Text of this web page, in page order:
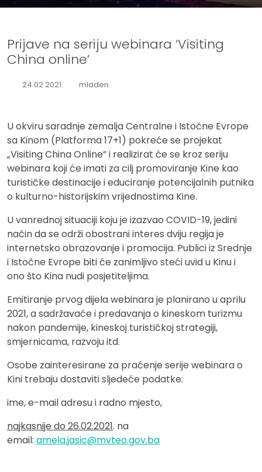
Prijave na seriju webinara ‘Visiting
China online’
24.02.2021. mladen
U okviru saradnje zemalja Centralne i Istočne Evrope
sa Kinom (Platforma 17+1) pokreće se projekat
„Visiting China Online” i realizirat će se kroz seriju
webinara koji će imati za cilj promoviranje Kine kao
turističke destinacije i educiranje potencijalnih putnika
o kulturno-historijskim vrijednostima Kine.
U vanrednoj situaciji koju je izazvao COVID-19, jedini
način da se održi obostrani interes dviju regija je
internetsko obrazovanje i promocija. Publici iz Srednje
i Istočne Evrope biti će zanimljivo steći uvid u Kinu i
ono što Kina nudi posjetiteljima.
Emitiranje prvog dijela webinara je planirano u aprilu
2021, a sadržavaće i predavanja o kineskom turizmu
nakon pandemije, kineskoj turističkoj strategiji,
smjernicama, razvoju itd.
Osobe zainteresirane za praćenje serije webinara o
Kini trebaju dostaviti sljedeće podatke:
ime, e-mail adresu i radno mjesto,
najkasnije do 26.02.2021. na
email: amela.jasic@mvteo.gov.ba